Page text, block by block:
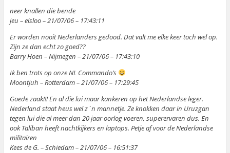
neer knallen die bende
jeu – elsloo – 21/07/06 – 17:43:11
Er worden nooit Nederlanders gedood. Dat valt me elke keer toch wel op.
Zijn ze dan echt zo goed??
Barry Hoen – Nijmegen – 21/07/06 – 17:43:10
Ik ben trots op onze NL Commando’s
Moontjuh – Rotterdam – 21/07/06 – 17:29:45
Goede zaak!!! En al die lui maar kankeren op het Nederlandse leger.
Nederland staat heus wel z`n mannetje. Ze knokken daar in Uruzgan
tegen lui die al meer dan 20 jaar oorlog voeren, superervaren dus. En
ook Taliban heeft nachtkijkers en laptops. Petje af voor de Nederlandse
militairen
Kees de G. – Schiedam – 21/07/06 – 16:51:37